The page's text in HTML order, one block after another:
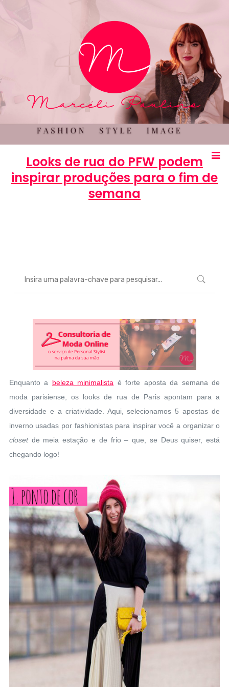
Looks de rua do PFW podem
inspirar produções para o fim de
semana
Enquanto a beleza minimalista é forte aposta da semana de
moda parisiense, os looks de rua de Paris apontam para a
diversidade e a criatividade. Aqui, selecionamos 5 apostas de
inverno usadas por fashionistas para inspirar você a organizar o
closetde meia estação e de frio – que, se Deus quiser, está
chegando logo!